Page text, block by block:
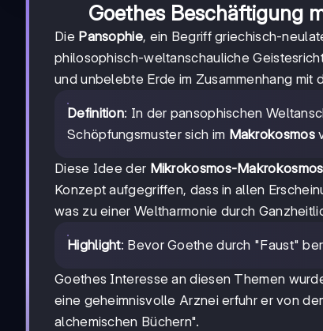
Goethes Beschäftigung
Die Pansophie, ein Begriff griechisch-
philosophisch-weltanschauliche
und unbelebte Erde im Zusammenhang mit
Definition: In der pansophischen
Schöpfungsmuster sich im Makrokosmos
Diese Idee der Mikrokosmos-
Konzept aufgegriffen, dass in allen
was zu einer Weltharmonie durch
Highlight: Bevor Goethe durch "Faust"
Goethes Interesse an diesen Themen
eine geheimnisvolle Arznei erfuhr er von
alchemischen Büchern".